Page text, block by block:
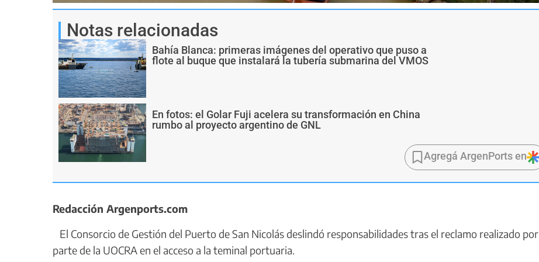
Notas relacionadas
Bahía Blanca: primeras imágenes del operativo que puso a
flote al buque que instalará la tubería submarina del VMOS
En fotos: el Golar Fuji acelera su transformación en China
rumbo al proyecto argentino de GNL
Agregá ArgenPorts en
Redacción Argenports.com
El Consorcio de Gestión del Puerto de San Nicolás deslindó responsabilidades tras el reclamo realizado por
parte de la UOCRA en el acceso a la teminal portuaria.